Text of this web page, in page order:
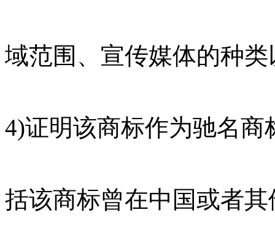
域范围、宣传媒体的种
4)证明该商标作为驰名
括该商标曾在中国或者